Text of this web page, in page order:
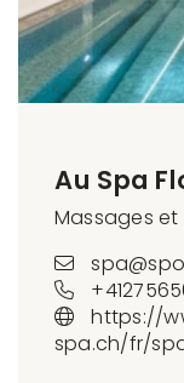
Au Spa
Massages
https://
spa.ch/fr/